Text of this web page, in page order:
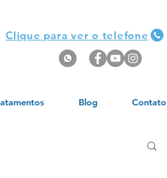
Clique para ver o telefone
Blog Contato